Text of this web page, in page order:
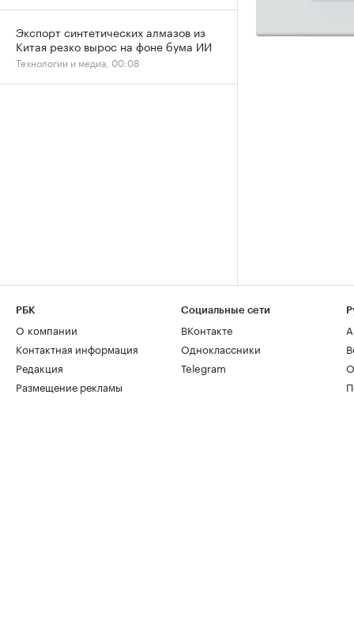
Экспорт синтетических алмазов из
Китая резко вырос на фоне бума ИИ
Технологии и медиа, 00:08
РБК
О компании
Контактная информация
Редакция
Размещение рекламы
Социальные сети
ВКонтакте
Одноклассники
Telegram